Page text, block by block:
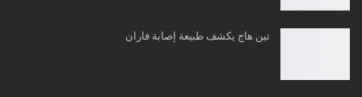
تين هاج يكشف طبيعة إصابة فاران